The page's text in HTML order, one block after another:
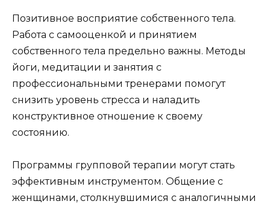
Позитивное восприятие собственного тела.
Работа с самооценкой и принятием
собственного тела предельно важны. Методы
йоги, медитации и занятия с
профессиональными тренерами помогут
снизить уровень стресса и наладить
конструктивное отношение к своему
состоянию.
Программы групповой терапии могут стать
эффективным инструментом. Общение с
женщинами, столкнувшимися с аналогичными